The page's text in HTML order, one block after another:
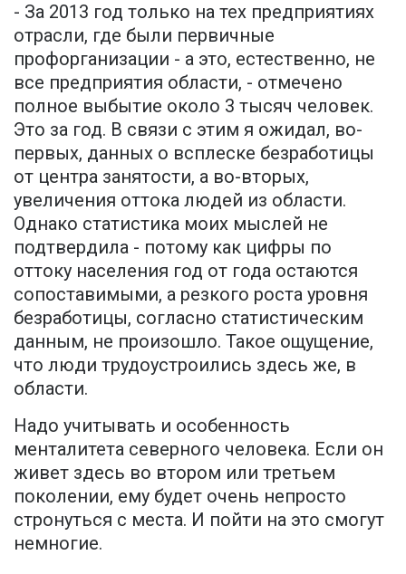
- За 2013 год только на тех предприятиях
отрасли, где были первичные
профорганизации - а это, естественно, не
все предприятия области, - отмечено
полное выбытие около 3 тысяч человек.
Это за год. В связи с этим я ожидал, во-
первых, данных о всплеске безработицы
от центра занятости, а во-вторых,
увеличения оттока людей из области.
Однако статистика моих мыслей не
подтвердила - потому как цифры по
оттоку населения год от года остаются
сопоставимыми, а резкого роста уровня
безработицы, согласно статистическим
данным, не произошло. Такое ощущение,
что люди трудоустроились здесь же, в
области.
Надо учитывать и особенность
менталитета северного человека. Если он
живет здесь во втором или третьем
поколении, ему будет очень непросто
стронуться с места. И пойти на это смогут
немногие.